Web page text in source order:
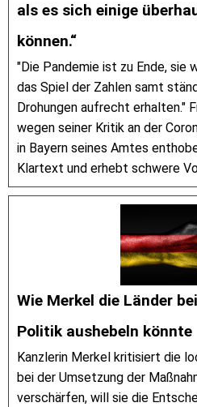
als es sich einige
können.“
"Die Pandemie ist zu Ende, sie
das Spiel der Zahlen samt
Drohungen aufrecht erhalten."
wegen seiner Kritik an der
in Bayern seines Amtes
Klartext und erhebt schwere
Wie Merkel die Länder
Politik aushebeln könnte
Kanzlerin Merkel kritisiert die
bei der Umsetzung der
verschärfen, will sie die